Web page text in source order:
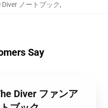
Diver ノートブック,
Say
Diver ファンア